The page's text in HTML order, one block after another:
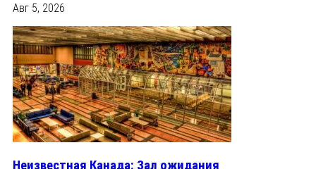
Авг 5, 2026
Неизвестная Канада: Зал ожидания